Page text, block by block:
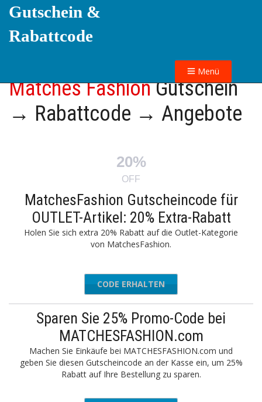
Gutschein &
Rabattcode
Menü
Matches FashionGutschein
→ Rabattcode → Angebote
20%
OFF
MatchesFashion Gutscheincode für
OUTLET-Artikel: 20% Extra-Rabatt
Holen Sie sich extra 20% Rabatt auf die Outlet-Kategorie
von MatchesFashion.
EXTRA20
CODE ERHALTEN
Sparen Sie 25% Promo-Code bei
MATCHESFASHION.com
Machen Sie Einkäufe bei MATCHESFASHION.com und
geben Sie diesen Gutscheincode an der Kasse ein, um 25%
Rabatt auf Ihre Bestellung zu sparen.